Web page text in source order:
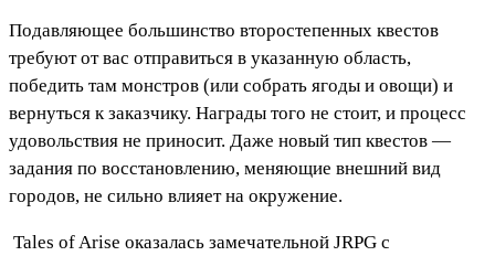
Подавляющее большинство второстепенных квестов
требуют от вас отправиться в указанную область,
победить там монстров (или собрать ягоды и овощи) и
вернуться к заказчику. Награды того не стоит, и процесс
удовольствия не приносит. Даже новый тип квестов —
задания по восстановлению, меняющие внешний вид
городов, не сильно влияет на окружение.
Tales of Arise оказалась замечательной JRPG с